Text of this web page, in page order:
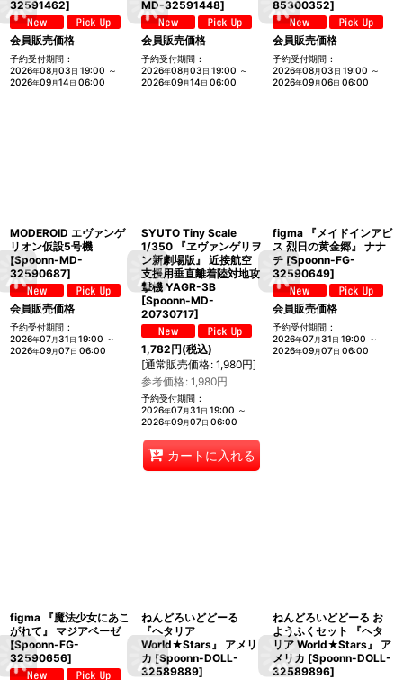
32591462]
会員販売価格
予約受付期間 :
2026年08 月03 日 19:00 ～
2026年09 月14 日 06:00
MD-32591448]
会員販売価格
予約受付期間 :
2026年08月03 日 19:00 ～
2026年09月14 日 06:00
85300352]
会員販売価格
予約受付期間 :
2026年08月03 日 19:00 ～
2026年09月06日 06:00
MODEROID エヴァンゲ
リオン仮設5号機
[Spoonn-MD-
32590687]
会員販売価格
予約受付期間 :
2026年07月31 日 19:00 ～
2026年09月07日 06:00
SYUTO Tiny Scale
1/350 『ヱヴァンゲリヲ
ン新劇場版』 近接航空
支援用垂直離着陸対地攻
撃機 YAGR-3B
[Spoonn-MD-
20730717]
1,782円(税込)
[通常販売価格: 1,980円]
参考価格: 1,980円
予約受付期間 :
2026年07月31 日 19:00 ～
2026年09月07日 06:00
カートに入れる
figma 『メイドインアビ
ス 烈日の黄金郷』 ナナ
チ [Spoonn-FG-
32590649]
会員販売価格
予約受付期間 :
2026年07月31 日 19:00 ～
2026年09月07日 06:00
figma 『魔法少女にあこ
がれて』 マジアベーゼ
[Spoonn-FG-
32590656]
ねんどろいどどーる
『ヘタリア
World★Stars』 アメリ
カ [Spoonn-DOLL-
32589889]
ねんどろいどどーる お
ようふくセット 『ヘタ
リア World★Stars』 ア
メリカ [Spoonn-DOLL-
32589896]